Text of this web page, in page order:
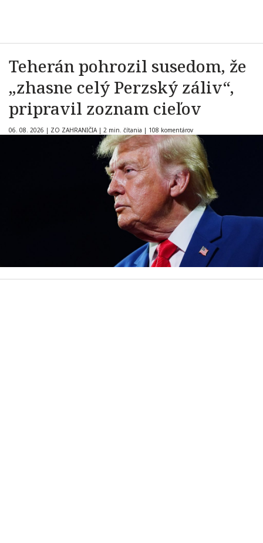
Teherán pohrozil susedom, že
„zhasne celý Perzský záliv“,
pripravil zoznam cieľov
06. 08. 2026 | ZO ZAHRANIČIA | 2 min. čítania | 108 komentárov